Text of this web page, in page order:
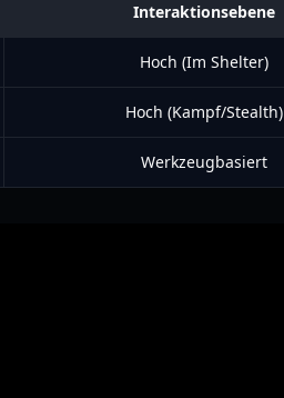
Interaktionsebene
Hoch (Im Shelter)
Hoch (Kampf/Stealth)
Werkzeugbasiert